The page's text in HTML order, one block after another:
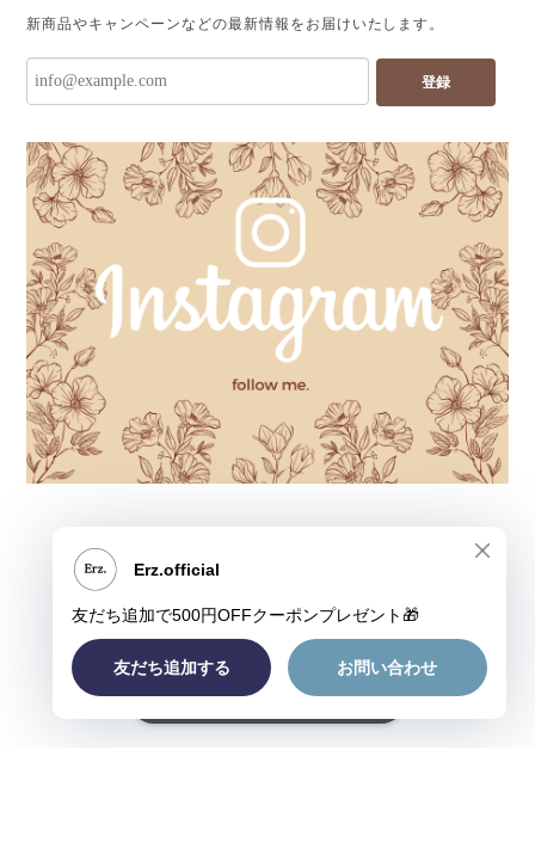
新商品やキャンペーンなどの最新情報をお届けいたします。
登録
ショップに質問する